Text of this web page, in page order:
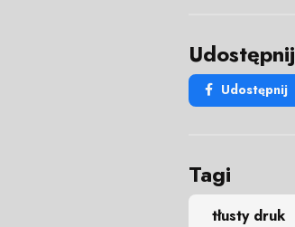
Udostępnij
Udostępnij
Tagi
tłusty druk